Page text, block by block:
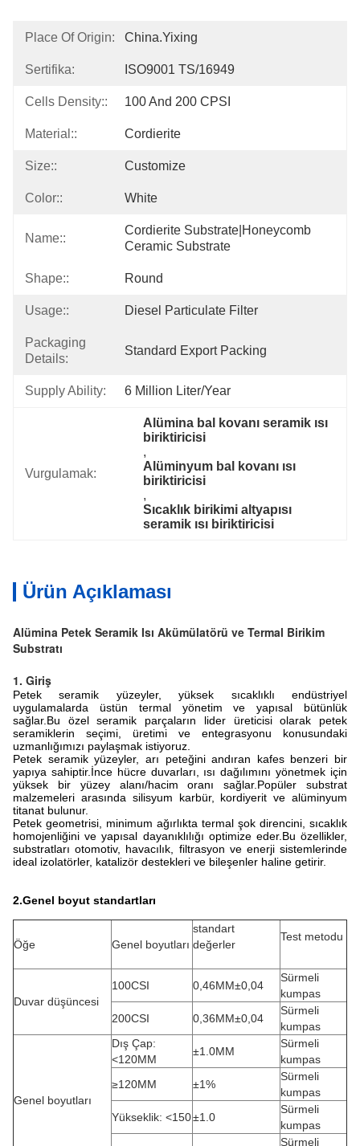
Place Of Origin: China.Yixing
Sertifika: ISO9001 TS/16949
Cells Density:: 100 And 200 CPSI
Material:: Cordierite
Size:: Customize
Color:: White
Name::
Cordierite Substrate|honeycomb
Ceramic Substrate
Shape:: Round
Usage:: Diesel Particulate Filter
Packaging
Details:
Standard Export Packing
Supply Ability: 6 Million Liter/year
Vurgulamak:
Alümina bal kovanı seramik ısı
biriktiricisi
,
Alüminyum bal kovanı ısı
biriktiricisi
,
Sıcaklık birikimi altyapısı
seramik ısı biriktiricisi
Ürün Açıklaması
Alümina Petek Seramik Isı Akümülatörü ve Termal Birikim
Substratı
1. Giriş
Petek seramik yüzeyler, yüksek sıcaklıklı endüstriyel
uygulamalarda üstün termal yönetim ve yapısal bütünlük
sağlar.Bu özel seramik parçaların lider üreticisi olarak petek
seramiklerin seçimi, üretimi ve entegrasyonu konusundaki
uzmanlığımızı paylaşmak istiyoruz.
Petek seramik yüzeyler, arı peteğini andıran kafes benzeri bir
yapıya sahiptir.İnce hücre duvarları, ısı dağılımını yönetmek için
yüksek bir yüzey alanı/hacim oranı sağlar.Popüler substrat
malzemeleri arasında silisyum karbür, kordiyerit ve alüminyum
titanat bulunur.
Petek geometrisi, minimum ağırlıkta termal şok direncini, sıcaklık
homojenliğini ve yapısal dayanıklılığı optimize eder.Bu özellikler,
substratları otomotiv, havacılık, filtrasyon ve enerji sistemlerinde
ideal izolatörler, katalizör destekleri ve bileşenler haline getirir.
2.Genel boyut standartları
Öğe Genel boyutları
standart
değerler
Test metodu
Duvar düşüncesi
100CSI 0,46MM±0,04
Sürmeli
kumpas
200CSI
0,36MM±0,04
Sürmeli
kumpas
Genel boyutları
Dış Çap:
<120MM
±1.0MM
Sürmeli
kumpas
≥120MM
±1%
Sürmeli
kumpas
Yükseklik: <150±1.0
Sürmeli
kumpas
Sürmeli